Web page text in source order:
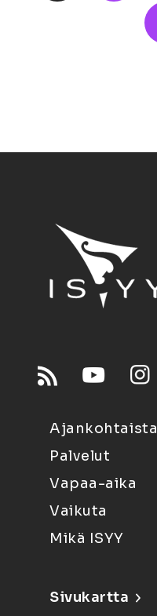
Ajankohtaista
Palvelut
Vapaa-aika
Vaikuta
Mikä ISYY
Sivukartta